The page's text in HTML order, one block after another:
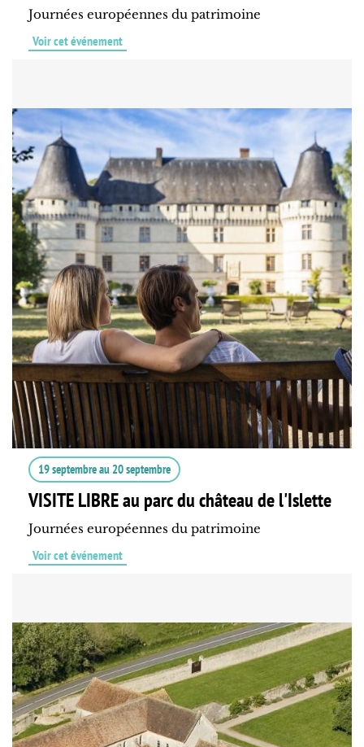
Journées européennes du patrimoine
Voir cet événement
19 septembreau 20 septembre
VISITE LIBRE au parc du château de l'Islette
Journées européennes du patrimoine
Voir cet événement